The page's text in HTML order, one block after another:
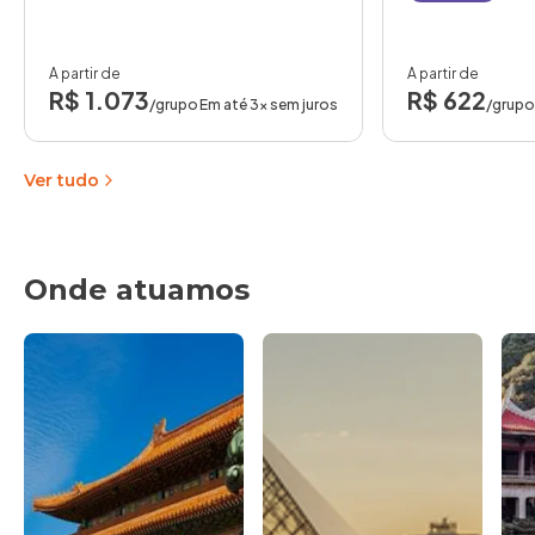
A partir de
R$ 1.073/grupoEm até 3x sem juros
A partir de
R$ 622/grupo
Ver tudo
Onde atuamos